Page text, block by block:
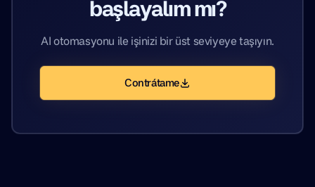
başlayalım mı?
AI otomasyonu ile işinizi bir üst seviyeye taşıyın.
Contrátame